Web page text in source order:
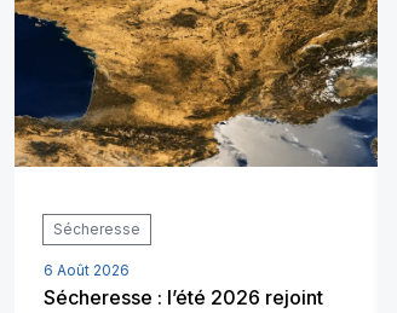
Sécheresse
6 Août 2026
Sécheresse : l’été 2026 rejoint